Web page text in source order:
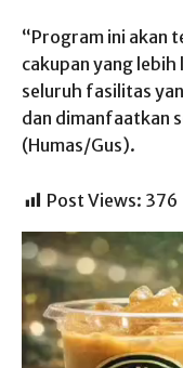
“Program ini akan
cakupan yang
seluruh fasilitas
dan dimanfaatkan
(Humas/Gus).
Post Views: 376